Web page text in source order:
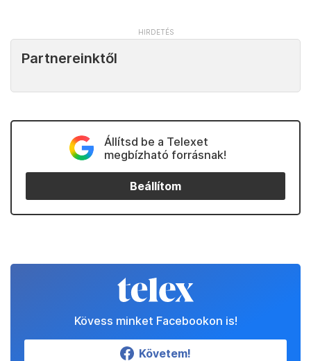
Partnereinktől
Állítsd be a Telexet
megbízható forrásnak!
Beállítom
Kövess minket Facebookon is!
Követem!